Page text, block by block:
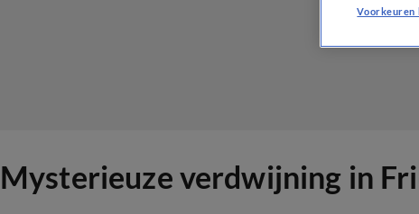
Mysterieuze verdwijning in
Voorkeuren